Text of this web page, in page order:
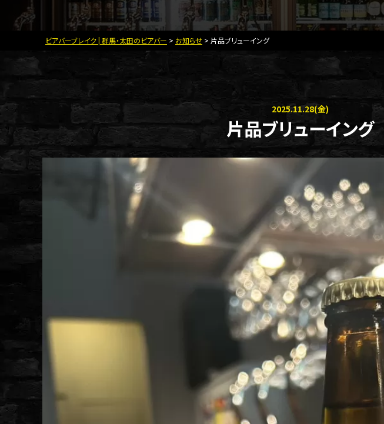
ビアバーブレイク | 群馬・太田のビアバー > お知らせ > 片品ブリューイング
2025.11.28(金)
片品ブリューイング